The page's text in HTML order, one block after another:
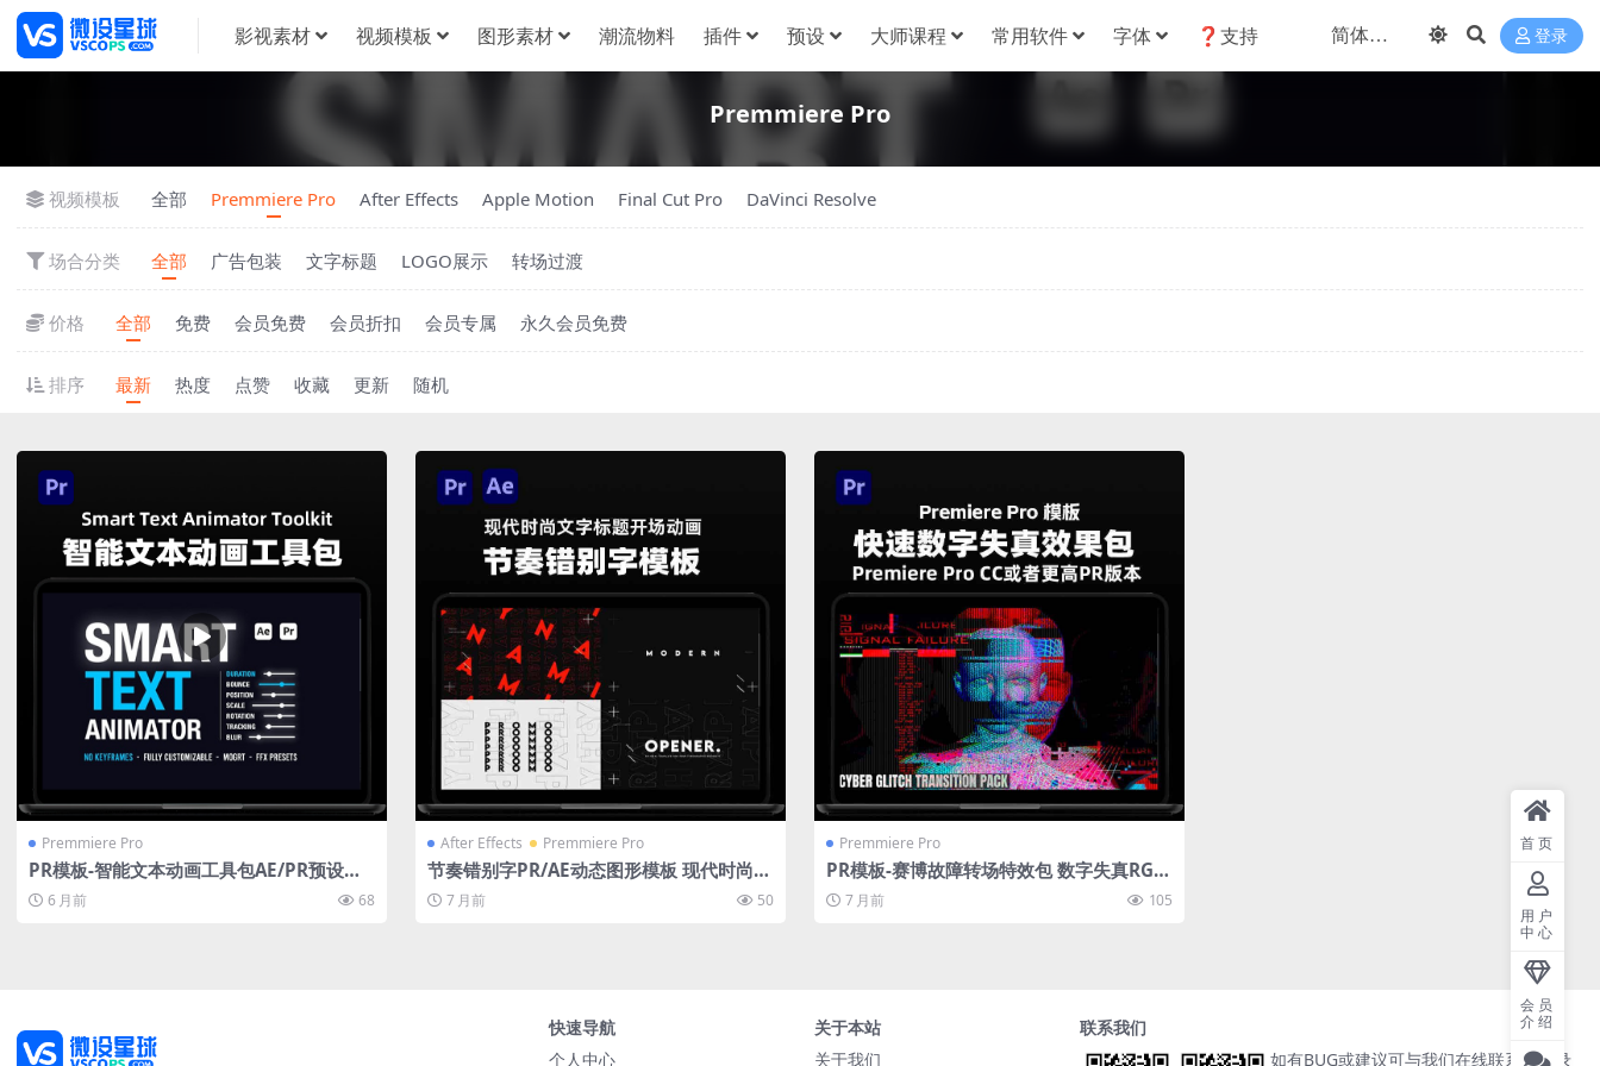
影视素材 视频模板 图形素材 潮流物料 插件 预设 大师课程 常用软件 字体 ❓支持 登录
Premmiere Pro
视频模板 全部 Premmiere Pro After Effects Apple Motion Final Cut Pro DaVinci Resolve
场合分类 全部 广告包装 文字标题 LOGO展示 转场过渡
价格 全部 免费 会员免费 会员折扣 会员专属 永久会员免费
排序 最新 热度 点赞 收藏 更新 随机
Premmiere Pro
PR模板-智能文本动画工具包AE/PR预设全
自定义动态标题模板短视频社交媒体标题预
设
6 月前 68
After Effects Premmiere Pro
节奏错别字PR/AE动态图形模板 现代时尚文
字标题开场动画 品牌宣传促销视频制作素材
7 月前 50
Premmiere Pro
PR模板-赛博故障转场特效包 数字失真RGB
分色像素撕裂 游戏科技宣传片剪辑4K视频
素材
7 月前 105
快速导航
个人中心
关于本站
关于我们
联系我们
如有BUG或建议可与我们在线联系或登录
首页
用户
中心
会员
介绍